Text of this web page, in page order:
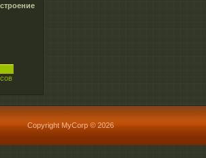
Copyright MyCorp © 2026